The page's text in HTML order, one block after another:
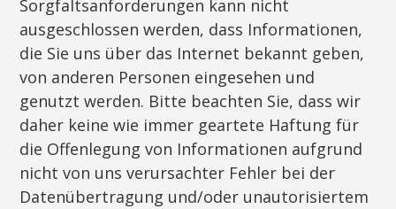
Sorgfaltsanforderungen kann nicht
ausgeschlossen werden, dass Informationen,
die Sie uns über das Internet bekannt geben,
von anderen Personen eingesehen und
genutzt werden. Bitte beachten Sie, dass wir
daher keine wie immer geartete Haftung für
die Offenlegung von Informationen aufgrund
nicht von uns verursachter Fehler bei der
Datenübertragung und/oder unautorisiertem